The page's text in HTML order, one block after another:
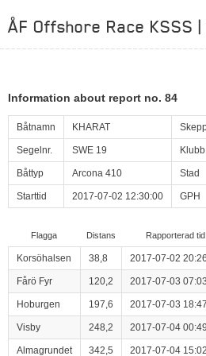
ÅF Offshore Race KSSS
Information about report no. 84
Båtnamn KHARAT
Segelnr. SWE 19 Klubb
Båttyp Arcona 410 Stad
Starttid 2017-07-02 12:30:00 GPH
Flagga Distans Rapporterad tid
Korsöhalsen 38,8 2017-07-02
Fårö Fyr 120,2 2017-07-03
Hoburgen 197,6 2017-07-03
Visby 248,2 2017-07-04
Almagrundet 342,5 2017-07-04